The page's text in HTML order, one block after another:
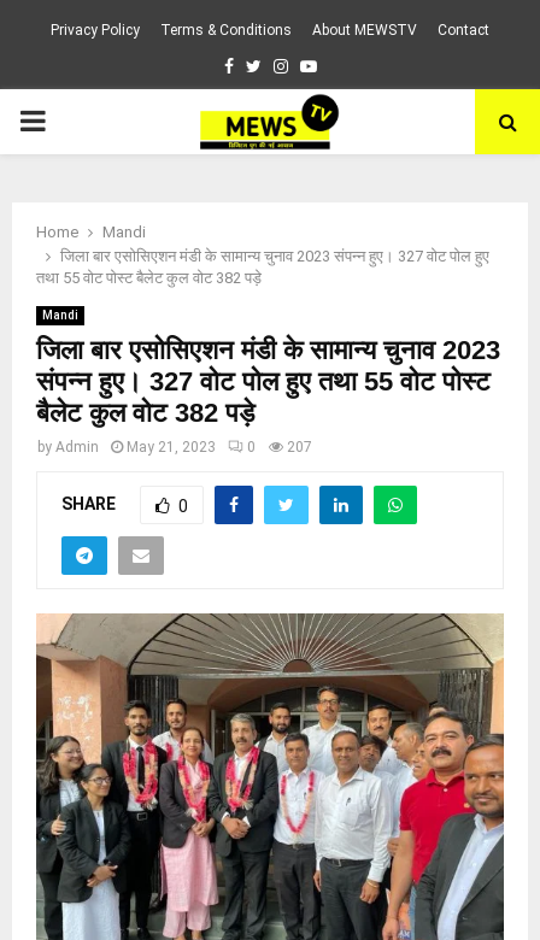
Privacy Policy Terms & Conditions About MEWSTV Contact
Facebook
TwitterInstagram
Youtube
PRIMARY
Home
Mandi
जिला बार एसोसिएशन मंडी के सामान्य चुनाव 2023 संपन्न हुए। 327 वोट पोल हुए
तथा 55 वोट पोस्ट बैलेट कुल वोट 382 पड़े
Mandi
जिला बार एसोसिएशन मंडी के सामान्य चुनाव 2023
संपन्न हुए। 327 वोट पोल हुए तथा 55 वोट पोस्ट
बैलेट कुल वोट 382 पड़े
by Admin May 21, 2023 0 207
SHARE 0